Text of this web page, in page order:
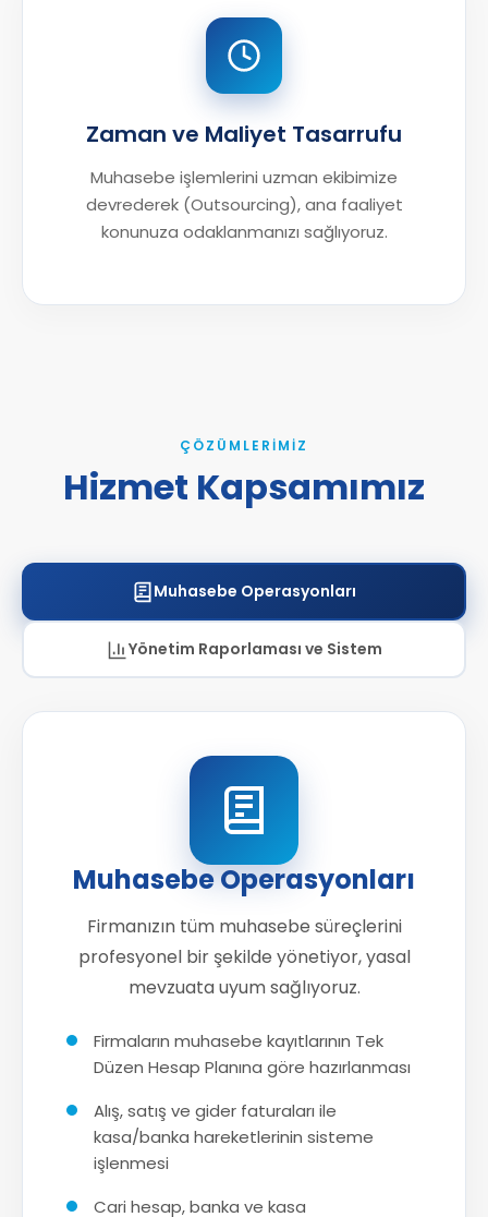
Zaman ve Maliyet Tasarrufu
Muhasebe işlemlerini uzman ekibimize
devrederek (Outsourcing), ana faaliyet
konunuza odaklanmanızı sağlıyoruz.
ÇÖZÜMLERIMIZ
Hizmet Kapsamımız
Muhasebe Operasyonları
Yönetim Raporlaması ve Sistem
Muhasebe Operasyonları
Firmanızın tüm muhasebe süreçlerini
profesyonel bir şekilde yönetiyor, yasal
mevzuata uyum sağlıyoruz.
Firmaların muhasebe kayıtlarının Tek
Düzen Hesap Planına göre hazırlanması
Alış, satış ve gider faturaları ile
kasa/banka hareketlerinin sisteme
işlenmesi
Cari hesap, banka ve kasa